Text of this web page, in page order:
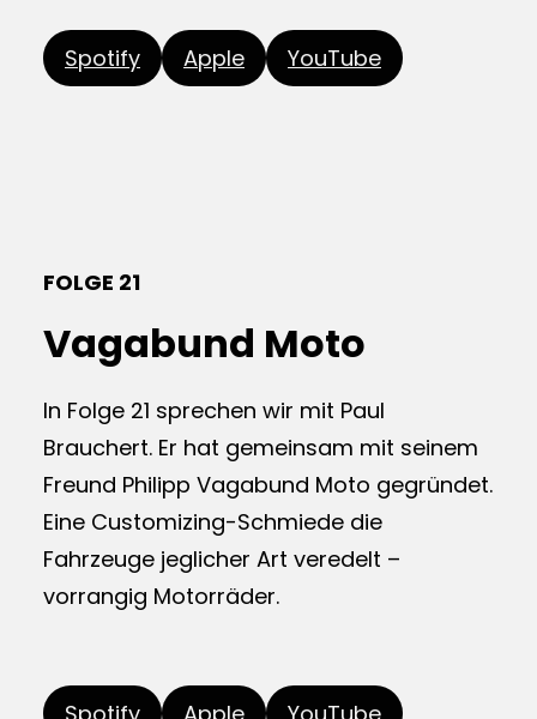
Spotify Apple YouTube
FOLGE 21
Vagabund Moto
In Folge 21 sprechen wir mit Paul
Brauchert. Er hat gemeinsam mit seinem
Freund Philipp Vagabund Moto gegründet.
Eine Customizing-Schmiede die
Fahrzeuge jeglicher Art veredelt –
vorrangig Motorräder.